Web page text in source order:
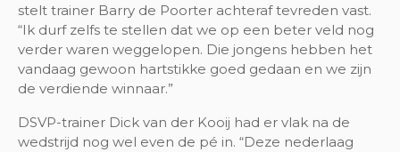
stelt trainer Barry de Poorter achteraf tevreden vast.
“Ik durf zelfs te stellen dat we op een beter veld nog
verder waren weggelopen. Die jongens hebben het
vandaag gewoon hartstikke goed gedaan en we zijn
de verdiende winnaar.”
DSVP-trainer Dick van der Kooij had er vlak na de
wedstrijd nog wel even de pé in. “Deze nederlaag